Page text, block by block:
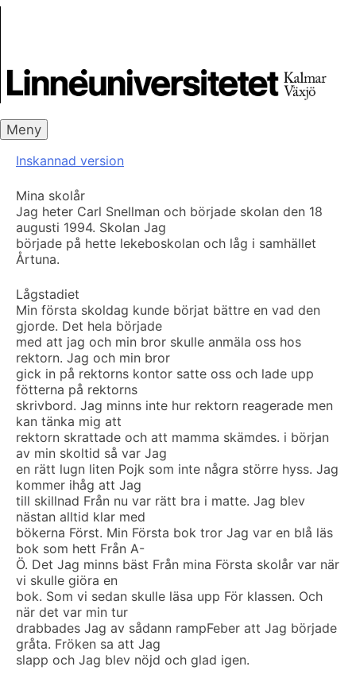
Meny
Inskannad version
Mina skolår
Jag heter Carl Snellman och började skolan den 18
augusti 1994. Skolan Jag
började på hette lekeboskolan och låg i samhället
Årtuna.
Lågstadiet
Min första skoldag kunde börjat bättre en vad den
gjorde. Det hela började
med att jag och min bror skulle anmäla oss hos
rektorn. Jag och min bror
gick in på rektorns kontor satte oss och lade upp
fötterna på rektorns
skrivbord. Jag minns inte hur rektorn reagerade men
kan tänka mig att
rektorn skrattade och att mamma skämdes. i början
av min skoltid så var Jag
en rätt lugn liten Pojk som inte några större hyss. Jag
kommer ihåg att Jag
till skillnad Från nu var rätt bra i matte. Jag blev
nästan alltid klar med
bökerna Först. Min Första bok tror Jag var en blå läs
bok som hett Från A-
Ö. Det Jag minns bäst Från mina Första skolår var när
vi skulle giöra en
bok. Som vi sedan skulle läsa upp För klassen. Och
när det var min tur
drabbades Jag av sådann rampFeber att Jag började
gråta. Fröken sa att Jag
slapp och Jag blev nöjd och glad igen.